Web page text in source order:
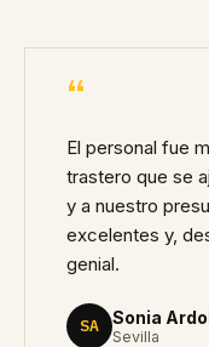
“
El personal fue
trastero que se
y a nuestro
excelentes y,
genial.
SA Sonia
Sevilla